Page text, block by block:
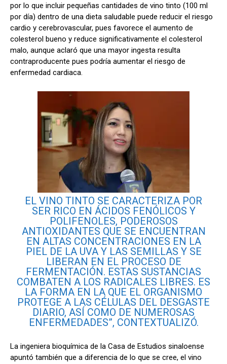
por lo que incluir pequeñas cantidades de vino tinto (100 ml
por día) dentro de una dieta saludable puede reducir el riesgo
cardio y cerebrovascular, pues favorece el aumento de
colesterol bueno y reduce significativamente el colesterol
malo, aunque aclaró que una mayor ingesta resulta
contraproducente pues podría aumentar el riesgo de
enfermedad cardiaca.
EL VINO TINTO SE CARACTERIZA POR
SER RICO EN ÁCIDOS FENÓLICOS Y
POLIFENOLES, PODEROSOS
ANTIOXIDANTES QUE SE ENCUENTRAN
EN ALTAS CONCENTRACIONES EN LA
PIEL DE LA UVA Y LAS SEMILLAS Y SE
LIBERAN EN EL PROCESO DE
FERMENTACIÓN. ESTAS SUSTANCIAS
COMBATEN A LOS RADICALES LIBRES. ES
LA FORMA EN LA QUE EL ORGANISMO
PROTEGE A LAS CÉLULAS DEL DESGASTE
DIARIO, ASÍ COMO DE NUMEROSAS
ENFERMEDADES”, CONTEXTUALIZÓ.
La ingeniera bioquímica de la Casa de Estudios sinaloense
apuntó también que a diferencia de lo que se cree, el vino